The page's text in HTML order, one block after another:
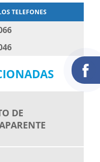
TELEFONES
DE